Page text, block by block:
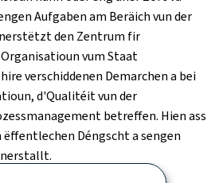
Aufgaben am Beräich vun der
den Zentrum fir
vum Staat
verschiddenen Demarchen a bei
d'Qualitéit vun der
betreffen. Hien ass
ëffentlechen Déngscht a sengen